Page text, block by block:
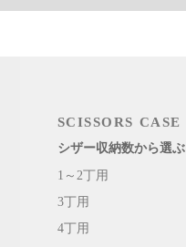
SCISSORS CASE
シザー収納数から選ぶ
1～2丁用
3丁用
4丁用